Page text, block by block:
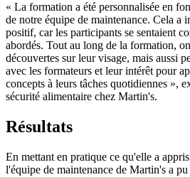
« La formation a été personnalisée en
de notre équipe de maintenance. Cela a
positif, car les participants se sentaient
abordés. Tout au long de la formation,
découvertes sur leur visage, mais aussi
avec les formateurs et leur intérêt pour
concepts à leurs tâches quotidiennes »,
sécurité alimentaire chez Martin's.
Résultats
En mettant en pratique ce qu'elle a
l'équipe de maintenance de Martin's a pu